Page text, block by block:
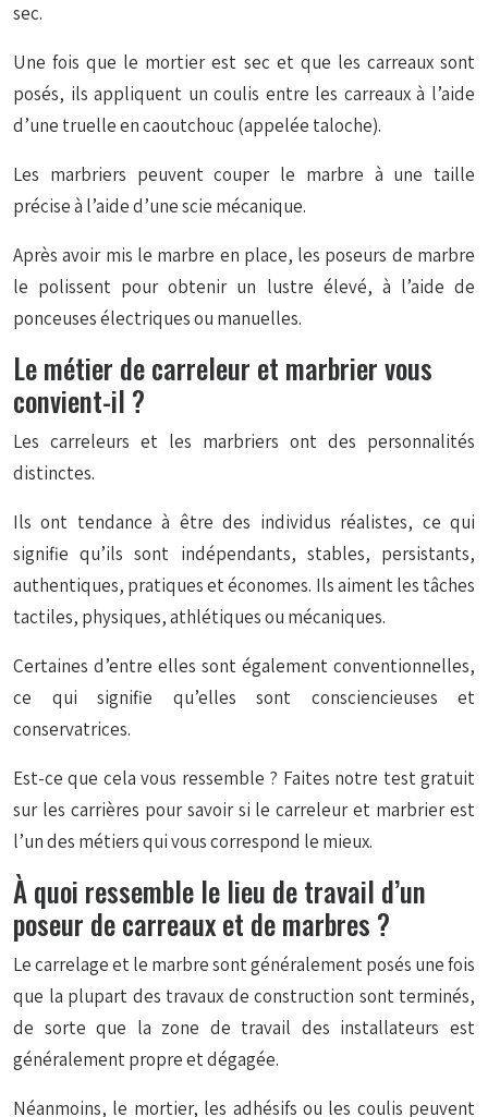
sec.
Une fois que le mortier est sec et que les carreaux sont
posés, ils appliquent un coulis entre les carreaux à l’aide
d’une truelle en caoutchouc (appelée taloche).
Les marbriers peuvent couper le marbre à une taille
précise à l’aide d’une scie mécanique.
Après avoir mis le marbre en place, les poseurs de marbre
le polissent pour obtenir un lustre élevé, à l’aide de
ponceuses électriques ou manuelles.
Le métier de carreleur et marbrier vous
convient-il ?
Les carreleurs et les marbriers ont des personnalités
distinctes.
Ils ont tendance à être des individus réalistes, ce qui
signifie qu’ils sont indépendants, stables, persistants,
authentiques, pratiques et économes. Ils aiment les tâches
tactiles, physiques, athlétiques ou mécaniques.
Certaines d’entre elles sont également conventionnelles,
ce qui signifie qu’elles sont consciencieuses et
conservatrices.
Est-ce que cela vous ressemble ? Faites notre test gratuit
sur les carrières pour savoir si le carreleur et marbrier est
l’un des métiers qui vous correspond le mieux.
À quoi ressemble le lieu de travail d’un
poseur de carreaux et de marbres ?
Le carrelage et le marbre sont généralement posés une fois
que la plupart des travaux de construction sont terminés,
de sorte que la zone de travail des installateurs est
généralement propre et dégagée.
Néanmoins, le mortier, les adhésifs ou les coulis peuvent